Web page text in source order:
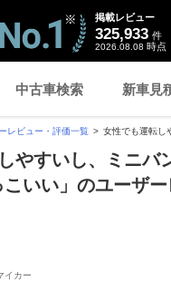
掲載レビュー
325,933 件
2026.08.08 時点
中古車検索 新車見
レビュー・評価一覧 女性でも運転し
やすいし、ミニバ
いい」のユーザ
イカー